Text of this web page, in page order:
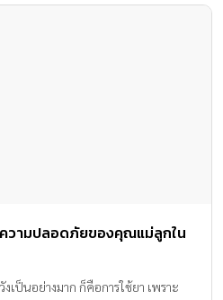
วามปลอดภัยของคุณแม่ลูกใน
ป็นอย่างมาก ก็คือการใช้ยา เพราะ